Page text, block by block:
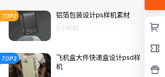
TOP2 铝箔包装设计ps样机素材
3小时前
TOP3
飞机盒大件快递盒设计psd样
机